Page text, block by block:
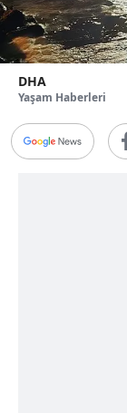
DHA
Yaşam Haberleri